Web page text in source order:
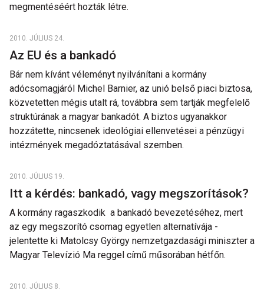
megmentéséért hozták létre.
2010. JÚLIUS 24.
Az EU és a bankadó
Bár nem kívánt véleményt nyilvánítani a kormány
adócsomagjáról Michel Barnier, az unió belső piaci biztosa,
közvetetten mégis utalt rá, továbbra sem tartják megfelelő
struktúrának a magyar bankadót. A biztos ugyanakkor
hozzátette, nincsenek ideológiai ellenvetései a pénzügyi
intézmények megadóztatásával szemben.
2010. JÚLIUS 19.
Itt a kérdés: bankadó, vagy megszorítások?
A kormány ragaszkodik a bankadó bevezetéséhez, mert
az egy megszorító csomag egyetlen alternatívája -
jelentette ki Matolcsy György nemzetgazdasági miniszter a
Magyar Televízió Ma reggel című műsorában hétfőn.
2010. JÚLIUS 8.